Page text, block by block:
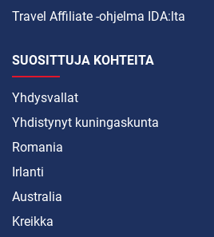
Travel Affiliate -ohjelma IDA:lta
SUOSITTUJA KOHTEITA
Yhdysvallat
Yhdistynyt kuningaskunta
Romania
Irlanti
Australia
Kreikka